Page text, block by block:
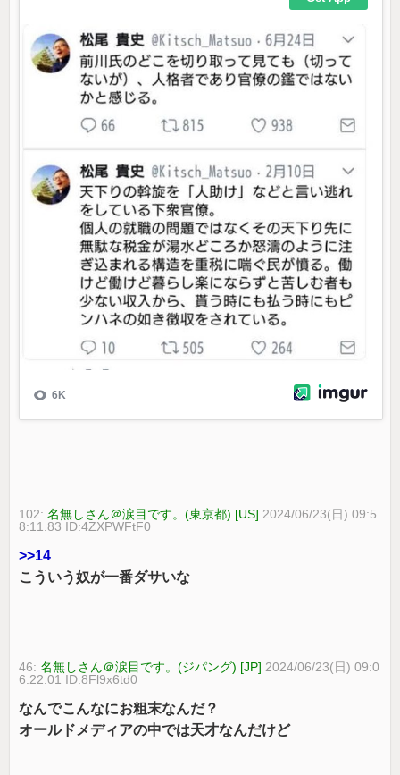
102:名無しさん＠涙目です。(東京都) [US] 2024/06/23(日) 09:5
8:11.83 ID:4ZXPWFtF0
>>14
こういう奴が一番ダサいな
46:名無しさん＠涙目です。(ジパング) [JP] 2024/06/23(日) 09:0
6:22.01 ID:8Fl9x6td0
なんでこんなにお粗末なんだ？
オールドメディアの中では天才なんだけど